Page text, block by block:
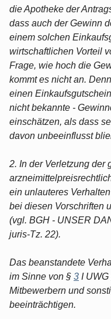
die Apotheke der
dass auch der Gewinn
einem solchen
wirtschaftlichen Vorteil
Frage, wie hoch die
kommt es nicht an.
einen
nicht bekannte -
einschätzen, als dass
davon unbeeinflusst
2. In der Verletzung der
ein unlauteres
bei diesen Vorschriften
(vgl. BGH - UNSER
juris-Tz. 22).
Das beanstandete
im Sinne von § 3 I
Mitbewerbern und
beeinträchtigen.